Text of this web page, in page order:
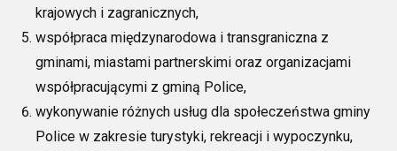
krajowych i zagranicznych,
współpraca międzynarodowa i transgraniczna z
gminami, miastami partnerskimi oraz organizacjami
współpracującymi z gminą Police,
wykonywanie różnych usług dla społeczeństwa gminy
Police w zakresie turystyki, rekreacji i wypoczynku,